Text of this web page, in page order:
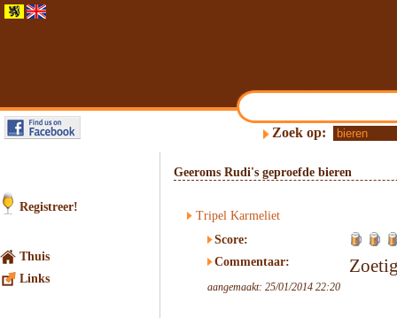
Zoek op:
Registreer!
Thuis
Links
Geeroms Rudi's geproefde bieren
Tripel Karmeliet
Score:
Commentaar:
aangemaakt: 25/01/2014 22:20